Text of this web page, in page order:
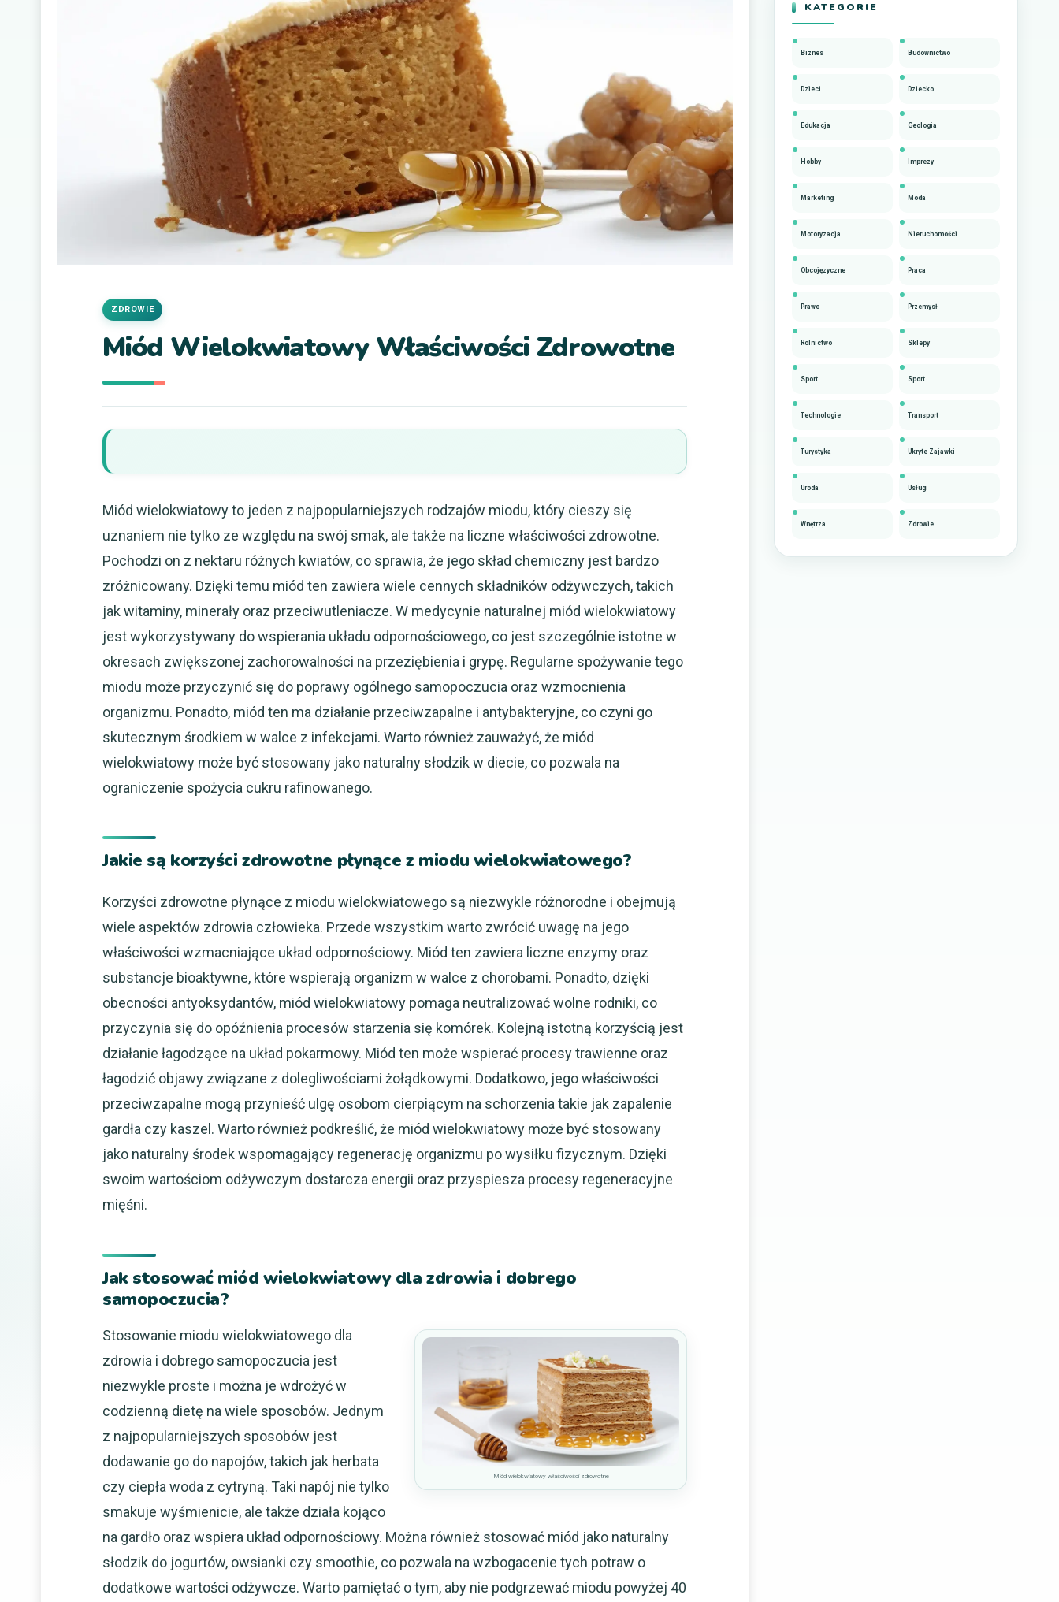
Miód Wielokwiatowy Właściwości Zdrowotne
ZDROWIE
Miód wielokwiatowy to jeden z najpopularniejszych rodzajów miodu, który cieszy się
uznaniem nie tylko ze względu na swój smak, ale także na liczne właściwości zdrowotne.
Pochodzi on z nektaru różnych kwiatów, co sprawia, że jego skład chemiczny jest bardzo
zróżnicowany. Dzięki temu miód ten zawiera wiele cennych składników odżywczych, takich
jak witaminy, minerały oraz przeciwutleniacze. W medycynie naturalnej miód wielokwiatowy
jest wykorzystywany do wspierania układu odpornościowego, co jest szczególnie istotne w
okresach zwiększonej zachorowalności na przeziębienia i grypę. Regularne spożywanie tego
miodu może przyczynić się do poprawy ogólnego samopoczucia oraz wzmocnienia
organizmu. Ponadto, miód ten ma działanie przeciwzapalne i antybakteryjne, co czyni go
skutecznym środkiem w walce z infekcjami. Warto również zauważyć, że miód
wielokwiatowy może być stosowany jako naturalny słodzik w diecie, co pozwala na
ograniczenie spożycia cukru rafinowanego.
Jakie są korzyści zdrowotne płynące z miodu wielokwiatowego?
Korzyści zdrowotne płynące z miodu wielokwiatowego są niezwykle różnorodne i obejmują
wiele aspektów zdrowia człowieka. Przede wszystkim warto zwrócić uwagę na jego
właściwości wzmacniające układ odpornościowy. Miód ten zawiera liczne enzymy oraz
substancje bioaktywne, które wspierają organizm w walce z chorobami. Ponadto, dzięki
obecności antyoksydantów, miód wielokwiatowy pomaga neutralizować wolne rodniki, co
przyczynia się do opóźnienia procesów starzenia się komórek. Kolejną istotną korzyścią jest
działanie łagodzące na układ pokarmowy. Miód ten może wspierać procesy trawienne oraz
łagodzić objawy związane z dolegliwościami żołądkowymi. Dodatkowo, jego właściwości
przeciwzapalne mogą przynieść ulgę osobom cierpiącym na schorzenia takie jak zapalenie
gardła czy kaszel. Warto również podkreślić, że miód wielokwiatowy może być stosowany
jako naturalny środek wspomagający regenerację organizmu po wysiłku fizycznym. Dzięki
swoim wartościom odżywczym dostarcza energii oraz przyspiesza procesy regeneracyjne
mięśni.
Jak stosować miód wielokwiatowy dla zdrowia i dobrego
samopoczucia?
Miód wielokwiatowy właściwości zdrowotne
Stosowanie miodu wielokwiatowego dla
zdrowia i dobrego samopoczucia jest
niezwykle proste i można je wdrożyć w
codzienną dietę na wiele sposobów. Jednym
z najpopularniejszych sposobów jest
dodawanie go do napojów, takich jak herbata
czy ciepła woda z cytryną. Taki napój nie tylko
smakuje wyśmienicie, ale także działa kojąco
na gardło oraz wspiera układ odpornościowy. Można również stosować miód jako naturalny
słodzik do jogurtów, owsianki czy smoothie, co pozwala na wzbogacenie tych potraw o
dodatkowe wartości odżywcze. Warto pamiętać o tym, aby nie podgrzewać miodu powyżej 40
KATEGORIE
Biznes Budownictwo
Dzieci Dziecko
Edukacja Geologia
Hobby Imprezy
Marketing Moda
Motoryzacja Nieruchomości
Obcojęzyczne Praca
Prawo Przemysł
Rolnictwo Sklepy
Sport Sport
Technologie Transport
Turystyka Ukryte Zajawki
Uroda Usługi
Wnętrza Zdrowie